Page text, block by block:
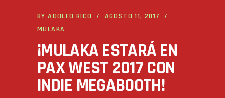
BYADOLFO RICO
AGOSTO 11, 2017
MULAKA
¡MULAKA ESTARÁ EN
PAX WEST 2017 CON
INDIE MEGABOOTH!